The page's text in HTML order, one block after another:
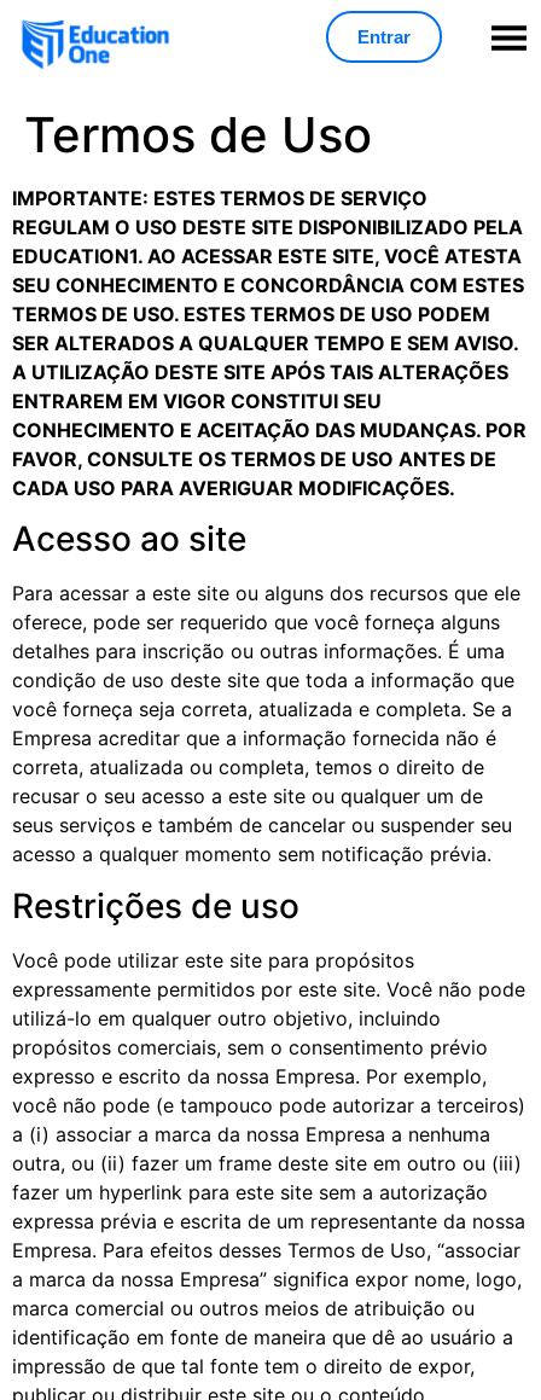
Entrar
Termos de Uso
IMPORTANTE: ESTES TERMOS DE SERVIÇO
REGULAM O USO DESTE SITE DISPONIBILIZADO PELA
EDUCATION1. AO ACESSAR ESTE SITE, VOCÊ ATESTA
SEU CONHECIMENTO E CONCORDÂNCIA COM ESTES
TERMOS DE USO. ESTES TERMOS DE USO PODEM
SER ALTERADOS A QUALQUER TEMPO E SEM AVISO.
A UTILIZAÇÃO DESTE SITE APÓS TAIS ALTERAÇÕES
ENTRAREM EM VIGOR CONSTITUI SEU
CONHECIMENTO E ACEITAÇÃO DAS MUDANÇAS. POR
FAVOR, CONSULTE OS TERMOS DE USO ANTES DE
CADA USO PARA AVERIGUAR MODIFICAÇÕES.
Acesso ao site
Para acessar a este site ou alguns dos recursos que ele
oferece, pode ser requerido que você forneça alguns
detalhes para inscrição ou outras informações. É uma
condição de uso deste site que toda a informação que
você forneça seja correta, atualizada e completa. Se a
Empresa acreditar que a informação fornecida não é
correta, atualizada ou completa, temos o direito de
recusar o seu acesso a este site ou qualquer um de
seus serviços e também de cancelar ou suspender seu
acesso a qualquer momento sem notificação prévia.
Restrições de uso
Você pode utilizar este site para propósitos
expressamente permitidos por este site. Você não pode
utilizá-lo em qualquer outro objetivo, incluindo
propósitos comerciais, sem o consentimento prévio
expresso e escrito da nossa Empresa. Por exemplo,
você não pode (e tampouco pode autorizar a terceiros)
a (i) associar a marca da nossa Empresa a nenhuma
outra, ou (ii) fazer um frame deste site em outro ou (iii)
fazer um hyperlink para este site sem a autorização
expressa prévia e escrita de um representante da nossa
Empresa. Para efeitos desses Termos de Uso, “associar
a marca da nossa Empresa” significa expor nome, logo,
marca comercial ou outros meios de atribuição ou
identificação em fonte de maneira que dê ao usuário a
impressão de que tal fonte tem o direito de expor,
publicar ou distribuir este site ou o conteúdo